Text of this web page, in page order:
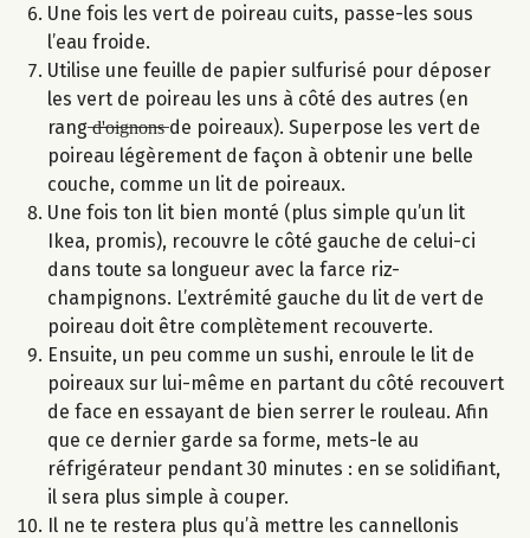
Une fois les vert de poireau cuits, passe-les sous
l’eau froide.
Utilise une feuille de papier sulfurisé pour déposer
les vert de poireau les uns à côté des autres (en
rang ̶d̶'̶o̶i̶g̶n̶o̶n̶s̶ de poireaux). Superpose les vert de
poireau légèrement de façon à obtenir une belle
couche, comme un lit de poireaux.
Une fois ton lit bien monté (plus simple qu’un lit
Ikea, promis), recouvre le côté gauche de celui-ci
dans toute sa longueur avec la farce riz-
champignons. L’extrémité gauche du lit de vert de
poireau doit être complètement recouverte.
Ensuite, un peu comme un sushi, enroule le lit de
poireaux sur lui-même en partant du côté recouvert
de face en essayant de bien serrer le rouleau. Afin
que ce dernier garde sa forme, mets-le au
réfrigérateur pendant 30 minutes : en se solidifiant,
il sera plus simple à couper.
Il ne te restera plus qu’à mettre les cannellonis